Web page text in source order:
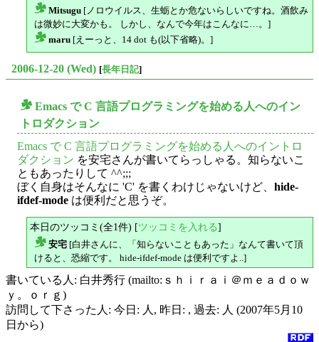
Mitsugu [ノロウイルス、生蛎とか危ないらしいですね。酒飲み
は微妙に大変かも。 しかし、なんで今年はこんなに…。]
maru [えーっと、14 dot も(以下省略)。]
2006-12-20 (Wed) [長年日記]
Emacs で C 言語プログラミングを始める人へのイン
トロダクション
Emacs で C 言語プログラミングを始める人へのイントロ
ダクション を安宅さんが書いてらっしゃる。知らないこ
ともあったりして ^^;;;
ぼく自身はそんなに 'C' を書くわけじゃないけど、 hide-
ifdef-mode は便利だと思うぞ。
本日のツッコミ(全1件) [ツッコミを入れる]
安宅 [白井さんに、「知らないこともあった」なんて書いて頂
けると、恐縮です。 hide-ifdef-mode は便利ですよ..]
書いている人: 白井秀行 (mailto:ｓｈｉｒａｉ＠ｍｅａｄｏｗ
ｙ。ｏｒｇ)
訪問して下さった人: 今日: 人, 昨日: , 過去: 人 (2007年5月10
日から)